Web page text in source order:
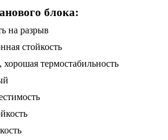
блока:
на разрыв
стойкость
хорошая термостабильность